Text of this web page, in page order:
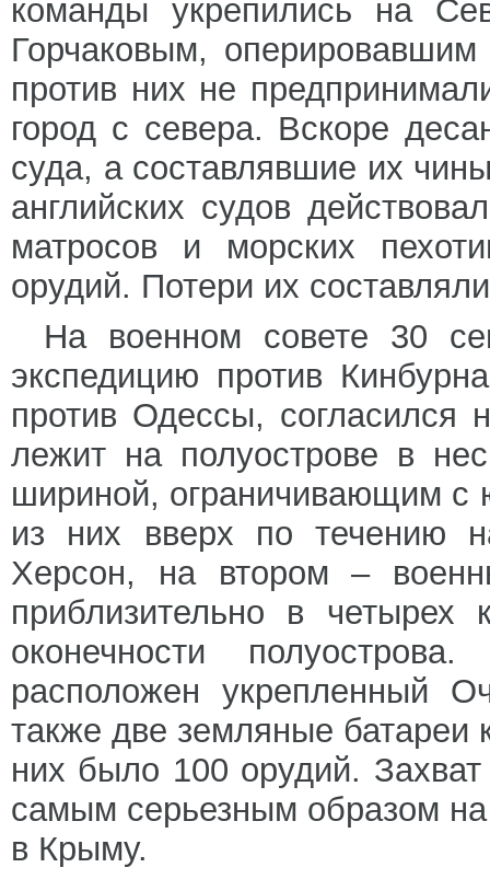
команды укрепились на
Горчаковым,
против них не
город с севера. Вскоре
суда, а составлявшие их
английских судов
матросов и морских
орудий. Потери их
На военном совете 30
экспедицию против
против Одессы, согласился
лежит на полуострове в
шириной, ограничивающим с
из них вверх по течению
Херсон, на втором –
приблизительно в четырех
оконечности
расположен укрепленный
также две земляные батареи
них было 100 орудий.
самым серьезным образом
в Крыму.